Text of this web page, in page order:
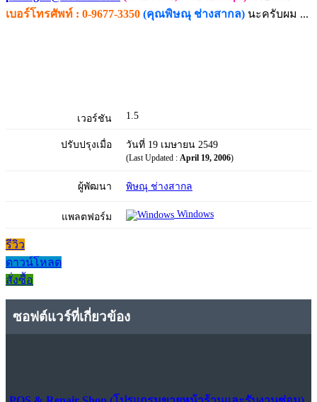
เบอร์โทรศัพท์ : 0-9677-3350 (คุณพิษณุ ช่างสากล) นะครับผม ...
เวอร์ชัน 1.5
ปรับปรุงเมื่อ วันที่ 19 เมษายน 2549
(Last Updated : April 19, 2006)
ผู้พัฒนา พิษณุ ช่างสากล
แพลตฟอร์ม Windows
รีวิว
ดาวน์โหลด
สั่งซื้อ
ซอฟต์แวร์ที่เกี่ยวข้อง